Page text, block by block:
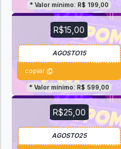
* Valor mínimo: R$ 199,00
R$15,00
copiar
* Valor mínimo: R$ 599,00
R$25,00